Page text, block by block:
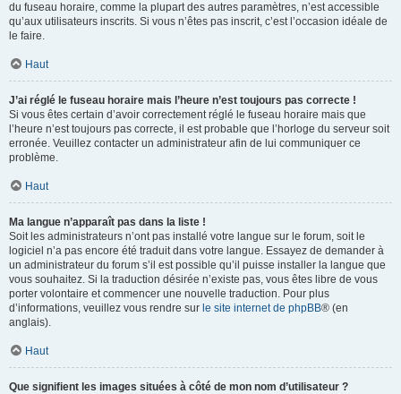
du fuseau horaire, comme la plupart des autres paramètres, n’est accessible
qu’aux utilisateurs inscrits. Si vous n’êtes pas inscrit, c’est l’occasion idéale de
le faire.
Haut
J’ai réglé le fuseau horaire mais l’heure n’est toujours pas correcte !
Si vous êtes certain d’avoir correctement réglé le fuseau horaire mais que
l’heure n’est toujours pas correcte, il est probable que l’horloge du serveur soit
erronée. Veuillez contacter un administrateur afin de lui communiquer ce
problème.
Haut
Ma langue n’apparaît pas dans la liste !
Soit les administrateurs n’ont pas installé votre langue sur le forum, soit le
logiciel n’a pas encore été traduit dans votre langue. Essayez de demander à
un administrateur du forum s’il est possible qu’il puisse installer la langue que
vous souhaitez. Si la traduction désirée n’existe pas, vous êtes libre de vous
porter volontaire et commencer une nouvelle traduction. Pour plus
d’informations, veuillez vous rendre sur le site internet de phpBB® (en
anglais).
Haut
Que signifient les images situées à côté de mon nom d’utilisateur ?